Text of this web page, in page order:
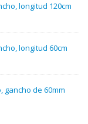
longitud 120cm
longitud 60cm
gancho de 60mm